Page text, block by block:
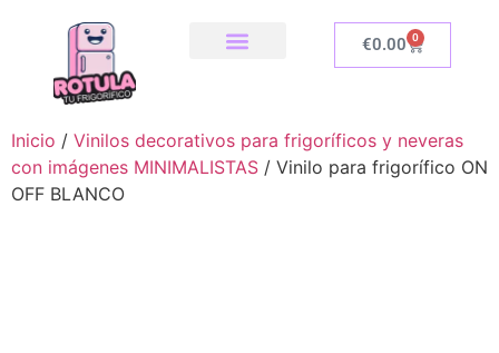
€0.00 0
Inicio / Vinilos decorativos para frigoríficos y neveras
con imágenes MINIMALISTAS / Vinilo para frigorífico ON
OFF BLANCO